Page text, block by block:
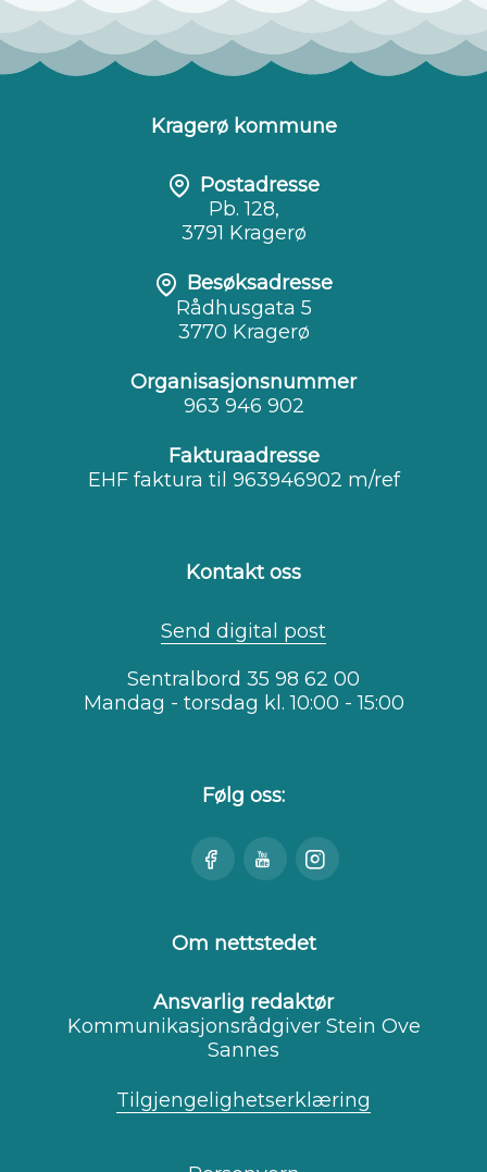
Kragerø kommune
Postadresse
Pb. 128,
3791 Kragerø
Besøksadresse
Rådhusgata 5
3770 Kragerø
Organisasjonsnummer
963 946 902
Fakturaadresse
EHF faktura til 963946902 m/ref
Kontakt oss
Send digital post
Sentralbord 35 98 62 00
Mandag - torsdag kl. 10:00 - 15:00
Følg oss:
Besøk Se
Youtube
Besøk
Instagram
Om nettstedet
Ansvarlig redaktør
Kommunikasjonsrådgiver Stein Ove
Sannes
Tilgjengelighetserklæring